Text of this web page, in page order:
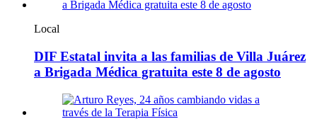
Local
DIF Estatal invita a las familias de Villa Juárez
a Brigada Médica gratuita este 8 de agosto